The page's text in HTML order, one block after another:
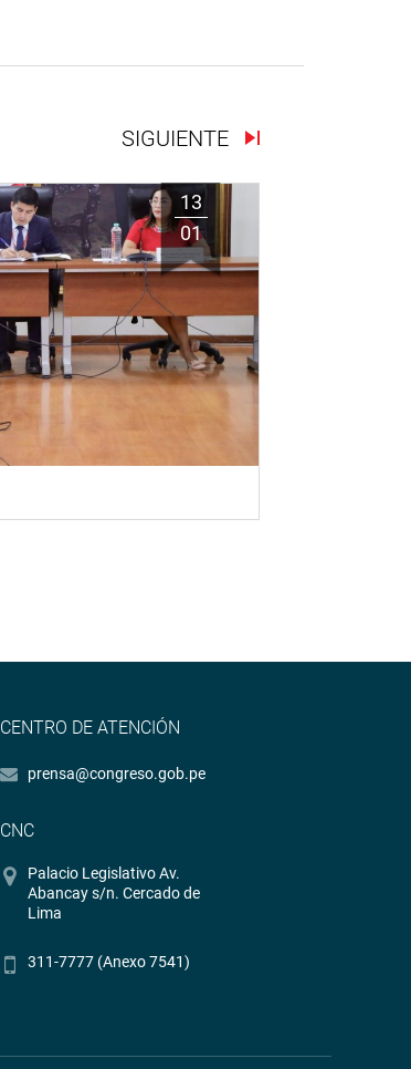
SIGUIENTE
13
01
CENTRO DE ATENCIÓN
prensa@congreso.gob.pe
CNC
Palacio Legislativo Av.
Abancay s/n. Cercado de
Lima
311-7777 (Anexo 7541)